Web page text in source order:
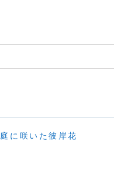
庭に咲いた彼岸花